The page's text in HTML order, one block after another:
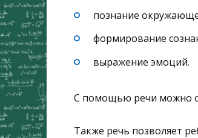
познание
формирование
выражение эмоций.
С помощью речи можно
Также речь позволяет